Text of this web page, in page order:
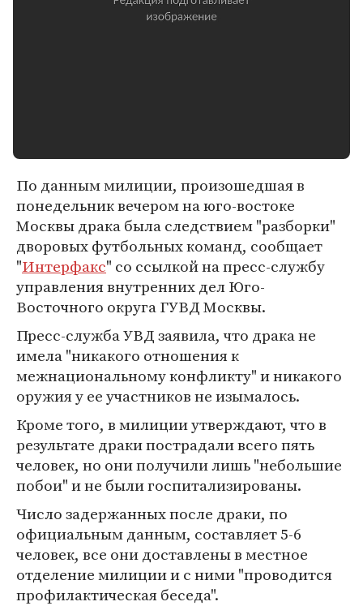
По данным милиции, произошедшая в
понедельник вечером на юго-востоке
Москвы драка была следствием "разборки"
дворовых футбольных команд, сообщает
"Интерфакс" со ссылкой на пресс-службу
управления внутренних дел Юго-
Восточного округа ГУВД Москвы.
Пресс-служба УВД заявила, что драка не
имела "никакого отношения к
межнациональному конфликту" и никакого
оружия у ее участников не изымалось.
Кроме того, в милиции утверждают, что в
результате драки пострадали всего пять
человек, но они получили лишь "небольшие
побои" и не были госпитализированы.
Число задержанных после драки, по
официальным данным, составляет 5-6
человек, все они доставлены в местное
отделение милиции и с ними "проводится
профилактическая беседа".